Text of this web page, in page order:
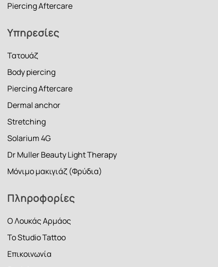
Piercing Aftercare
Υπηρεσίες
Τατουάζ
Body piercing
Piercing Aftercare
Dermal anchor
Stretching
Solarium 4G
Dr Muller Beauty Light Therapy
Μόνιμο μακιγιάζ (Φρύδια)
Πληροφορίες
Ο Λουκάς Αρμάος
Το Studio Tattoo
Επικοινωνία